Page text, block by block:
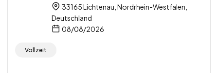
33165 Lichtenau, Nordrhein-Westfalen,
Deutschland
08/08/2026
Vollzeit